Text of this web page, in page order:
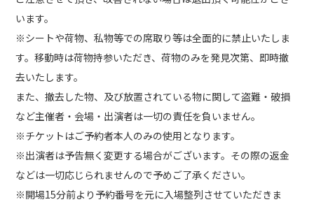
います。
※シートや荷物、私物等での席取り等は全面的に禁止いたしま
す。移動時は荷物持参いただき、荷物のみを発見次第、即時撤
去いたします。
また、撤去した物、及び放置されている物に関して盗難・破損
など主催者・会場・出演者は一切の責任を負いません。
※チケットはご予約者本人のみの使用となります。
※出演者は予告無く変更する場合がございます。その際の返金
などは一切応じられませんので予めご了承ください。
※開場15分前より予約番号を元に入場整列させていただきま